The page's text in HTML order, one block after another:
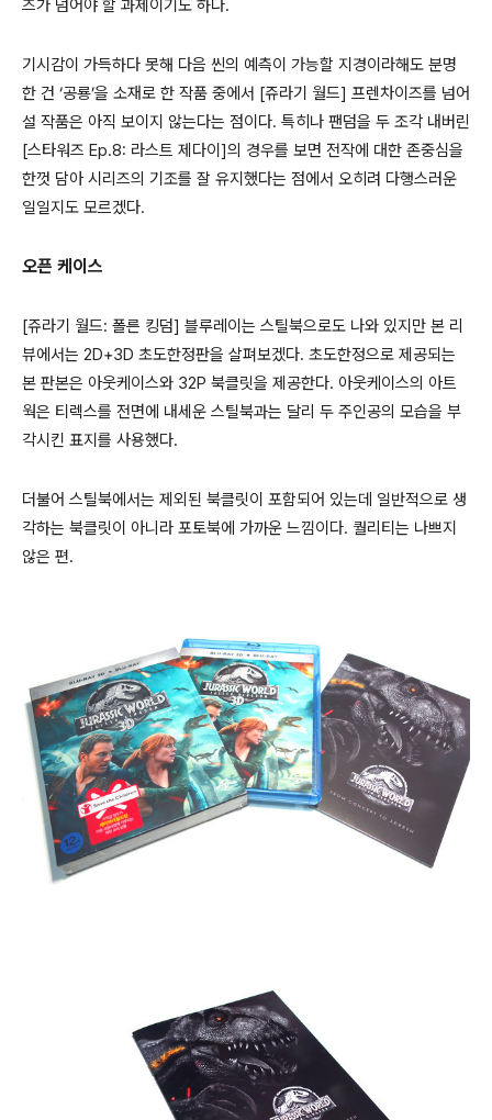
즈가 넘어야 할 과제이기도 하다.
기시감이 가득하다 못해 다음 씬의 예측이 가능할 지경이라해도 분명
한 건 ‘공룡’을 소재로 한 작품 중에서 [쥬라기 월드] 프렌차이즈를 넘어
설 작품은 아직 보이지 않는다는 점이다. 특히나 팬덤을 두 조각 내버린
[스타워즈 Ep.8: 라스트 제다이]의 경우를 보면 전작에 대한 존중심을
한껏 담아 시리즈의 기조를 잘 유지했다는 점에서 오히려 다행스러운
일일지도 모르겠다.
오픈 케이스
[쥬라기 월드: 폴른 킹덤] 블루레이는 스틸북으로도 나와 있지만 본 리
뷰에서는 2D+3D 초도한정판을 살펴보겠다. 초도한정으로 제공되는
본 판본은 아웃케이스와 32P 북클릿을 제공한다. 아웃케이스의 아트
웍은 티렉스를 전면에 내세운 스틸북과는 달리 두 주인공의 모습을 부
각시킨 표지를 사용했다.
더불어 스틸북에서는 제외된 북클릿이 포함되어 있는데 일반적으로 생
각하는 북클릿이 아니라 포토북에 가까운 느낌이다. 퀄리티는 나쁘지
않은 편.